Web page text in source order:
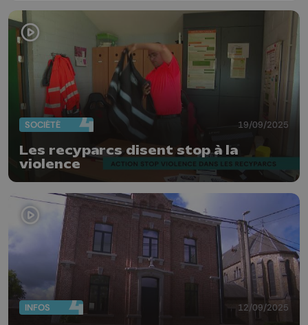
SOCIÉTÉ 19/09/2025
Les recyparcs disent stop à la
violence
INFOS 12/09/2025